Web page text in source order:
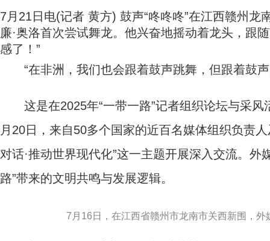
7月21日电(记者 黄方) 鼓声“咚咚咚”在江西赣州
廉·奥洛首次尝试舞龙。他兴奋地摇动着龙头，跟
感了！”
“在非洲，我们也会跟着鼓声跳舞，但跟着鼓声
这是在2025年“一带一路”记者组织论坛与采风
月20日，来自50多个国家的近百名媒体组织负责
对话·推动世界现代化”这一主题开展深入交流。
路”带来的文明共鸣与发展逻辑。
7月16日，在江西省赣州市龙南市关西新围，外